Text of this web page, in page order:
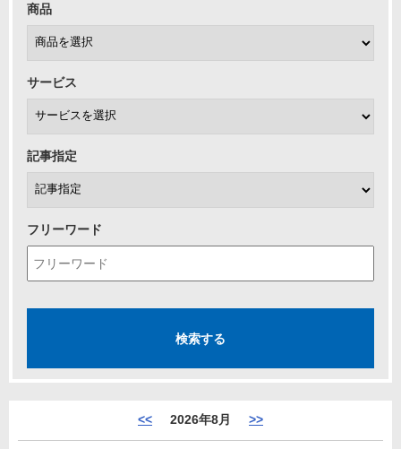
商品
サービス
記事指定
フリーワード
<< 2026年8月 >>